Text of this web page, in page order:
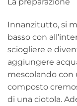
Innanzitutto, si
basso con
sciogliere e
aggiungere
mescolando con
composto
di una ciotola.